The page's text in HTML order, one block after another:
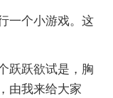
一个小游戏。这
跃跃欲试是，胸
由我来给大家